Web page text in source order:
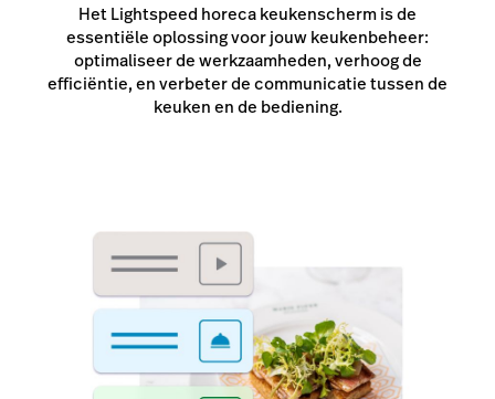
Het Lightspeed horeca keukenscherm is de
essentiële oplossing voor jouw keukenbeheer:
optimaliseer de werkzaamheden, verhoog de
efficiëntie, en verbeter de communicatie tussen de
keuken en de bediening.